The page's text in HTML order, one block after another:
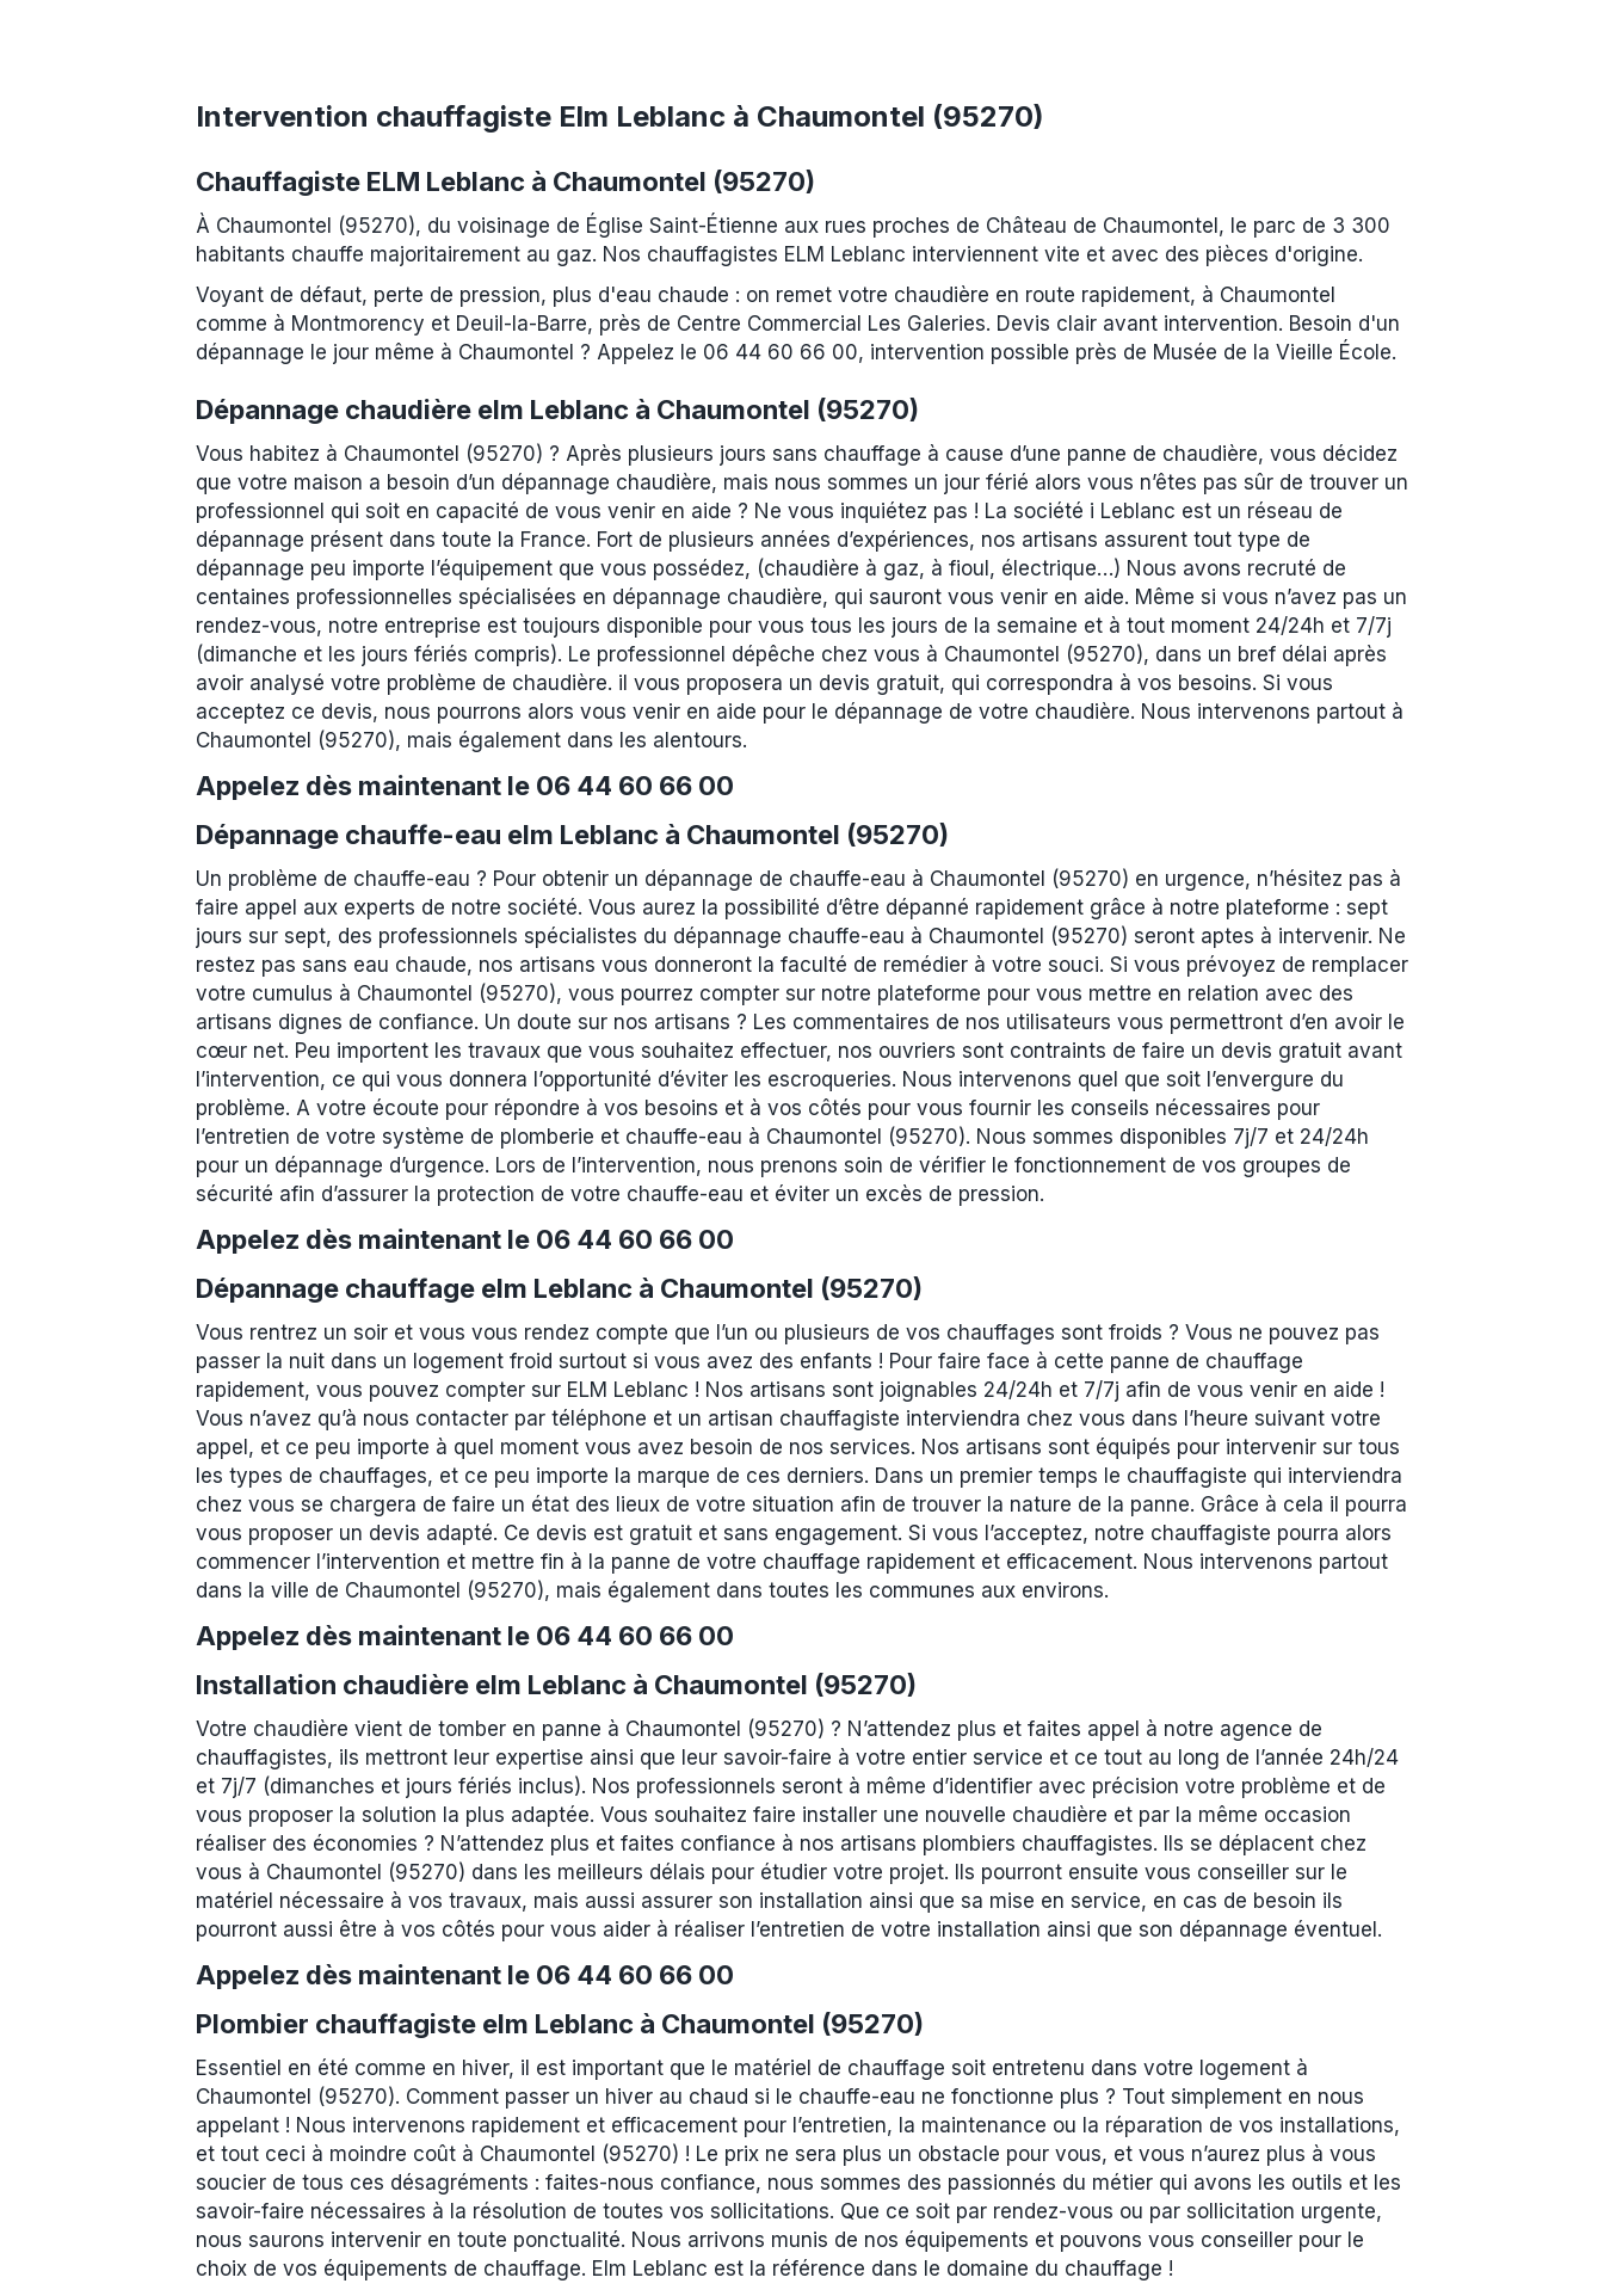
Intervention chauffagiste Elm Leblanc à Chaumontel (95270)
Chauffagiste ELM Leblanc à Chaumontel (95270)
À Chaumontel (95270), du voisinage de Église Saint-Étienne aux rues proches de Château de Chaumontel, le parc de 3 300
habitants chauffe majoritairement au gaz. Nos chauffagistes ELM Leblanc interviennent vite et avec des pièces d'origine.
Voyant de défaut, perte de pression, plus d'eau chaude : on remet votre chaudière en route rapidement, à Chaumontel
comme à Montmorency et Deuil-la-Barre, près de Centre Commercial Les Galeries. Devis clair avant intervention. Besoin d'un
dépannage le jour même à Chaumontel ? Appelez le 06 44 60 66 00, intervention possible près de Musée de la Vieille École.
Dépannage chaudière elm Leblanc à Chaumontel (95270)
Vous habitez à Chaumontel (95270) ? Après plusieurs jours sans chauffage à cause d’une panne de chaudière, vous décidez
que votre maison a besoin d’un dépannage chaudière, mais nous sommes un jour férié alors vous n’êtes pas sûr de trouver un
professionnel qui soit en capacité de vous venir en aide ? Ne vous inquiétez pas ! La société i Leblanc est un réseau de
dépannage présent dans toute la France. Fort de plusieurs années d’expériences, nos artisans assurent tout type de
dépannage peu importe l’équipement que vous possédez, (chaudière à gaz, à fioul, électrique…) Nous avons recruté de
centaines professionnelles spécialisées en dépannage chaudière, qui sauront vous venir en aide. Même si vous n’avez pas un
rendez-vous, notre entreprise est toujours disponible pour vous tous les jours de la semaine et à tout moment 24/24h et 7/7j
(dimanche et les jours fériés compris). Le professionnel dépêche chez vous à Chaumontel (95270), dans un bref délai après
avoir analysé votre problème de chaudière. il vous proposera un devis gratuit, qui correspondra à vos besoins. Si vous
acceptez ce devis, nous pourrons alors vous venir en aide pour le dépannage de votre chaudière. Nous intervenons partout à
Chaumontel (95270), mais également dans les alentours.
Appelez dès maintenant le 06 44 60 66 00
Dépannage chauffe-eau elm Leblanc à Chaumontel (95270)
Un problème de chauffe-eau ? Pour obtenir un dépannage de chauffe-eau à Chaumontel (95270) en urgence, n’hésitez pas à
faire appel aux experts de notre société. Vous aurez la possibilité d’être dépanné rapidement grâce à notre plateforme : sept
jours sur sept, des professionnels spécialistes du dépannage chauffe-eau à Chaumontel (95270) seront aptes à intervenir. Ne
restez pas sans eau chaude, nos artisans vous donneront la faculté de remédier à votre souci. Si vous prévoyez de remplacer
votre cumulus à Chaumontel (95270), vous pourrez compter sur notre plateforme pour vous mettre en relation avec des
artisans dignes de confiance. Un doute sur nos artisans ? Les commentaires de nos utilisateurs vous permettront d’en avoir le
cœur net. Peu importent les travaux que vous souhaitez effectuer, nos ouvriers sont contraints de faire un devis gratuit avant
l’intervention, ce qui vous donnera l’opportunité d’éviter les escroqueries. Nous intervenons quel que soit l’envergure du
problème. A votre écoute pour répondre à vos besoins et à vos côtés pour vous fournir les conseils nécessaires pour
l’entretien de votre système de plomberie et chauffe-eau à Chaumontel (95270). Nous sommes disponibles 7j/7 et 24/24h
pour un dépannage d’urgence. Lors de l’intervention, nous prenons soin de vérifier le fonctionnement de vos groupes de
sécurité afin d’assurer la protection de votre chauffe-eau et éviter un excès de pression.
Appelez dès maintenant le 06 44 60 66 00
Dépannage chauffage elm Leblanc à Chaumontel (95270)
Vous rentrez un soir et vous vous rendez compte que l’un ou plusieurs de vos chauffages sont froids ? Vous ne pouvez pas
passer la nuit dans un logement froid surtout si vous avez des enfants ! Pour faire face à cette panne de chauffage
rapidement, vous pouvez compter sur ELM Leblanc ! Nos artisans sont joignables 24/24h et 7/7j afin de vous venir en aide !
Vous n’avez qu’à nous contacter par téléphone et un artisan chauffagiste interviendra chez vous dans l’heure suivant votre
appel, et ce peu importe à quel moment vous avez besoin de nos services. Nos artisans sont équipés pour intervenir sur tous
les types de chauffages, et ce peu importe la marque de ces derniers. Dans un premier temps le chauffagiste qui interviendra
chez vous se chargera de faire un état des lieux de votre situation afin de trouver la nature de la panne. Grâce à cela il pourra
vous proposer un devis adapté. Ce devis est gratuit et sans engagement. Si vous l’acceptez, notre chauffagiste pourra alors
commencer l’intervention et mettre fin à la panne de votre chauffage rapidement et efficacement. Nous intervenons partout
dans la ville de Chaumontel (95270), mais également dans toutes les communes aux environs.
Appelez dès maintenant le 06 44 60 66 00
Installation chaudière elm Leblanc à Chaumontel (95270)
Votre chaudière vient de tomber en panne à Chaumontel (95270) ? N’attendez plus et faites appel à notre agence de
chauffagistes, ils mettront leur expertise ainsi que leur savoir-faire à votre entier service et ce tout au long de l’année 24h/24
et 7j/7 (dimanches et jours fériés inclus). Nos professionnels seront à même d’identifier avec précision votre problème et de
vous proposer la solution la plus adaptée. Vous souhaitez faire installer une nouvelle chaudière et par la même occasion
réaliser des économies ? N’attendez plus et faites confiance à nos artisans plombiers chauffagistes. Ils se déplacent chez
vous à Chaumontel (95270) dans les meilleurs délais pour étudier votre projet. Ils pourront ensuite vous conseiller sur le
matériel nécessaire à vos travaux, mais aussi assurer son installation ainsi que sa mise en service, en cas de besoin ils
pourront aussi être à vos côtés pour vous aider à réaliser l’entretien de votre installation ainsi que son dépannage éventuel.
Appelez dès maintenant le 06 44 60 66 00
Plombier chauffagiste elm Leblanc à Chaumontel (95270)
Essentiel en été comme en hiver, il est important que le matériel de chauffage soit entretenu dans votre logement à
Chaumontel (95270). Comment passer un hiver au chaud si le chauffe-eau ne fonctionne plus ? Tout simplement en nous
appelant ! Nous intervenons rapidement et efficacement pour l’entretien, la maintenance ou la réparation de vos installations,
et tout ceci à moindre coût à Chaumontel (95270) ! Le prix ne sera plus un obstacle pour vous, et vous n’aurez plus à vous
soucier de tous ces désagréments : faites-nous confiance, nous sommes des passionnés du métier qui avons les outils et les
savoir-faire nécessaires à la résolution de toutes vos sollicitations. Que ce soit par rendez-vous ou par sollicitation urgente,
nous saurons intervenir en toute ponctualité. Nous arrivons munis de nos équipements et pouvons vous conseiller pour le
choix de vos équipements de chauffage. Elm Leblanc est la référence dans le domaine du chauffage !